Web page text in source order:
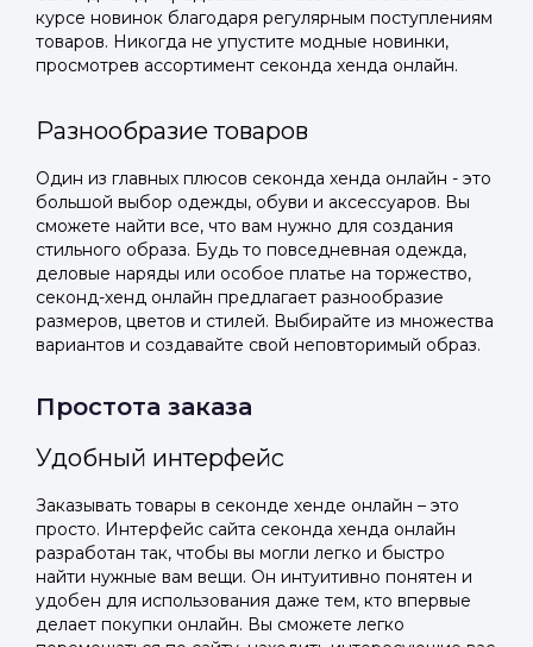
курсе новинок благодаря регулярным поступлениям
товаров. Никогда не упустите модные новинки,
просмотрев ассортимент секонда хенда онлайн.
Разнообразие товаров
Один из главных плюсов секонда хенда онлайн - это
большой выбор одежды, обуви и аксессуаров. Вы
сможете найти все, что вам нужно для создания
стильного образа. Будь то повседневная одежда,
деловые наряды или особое платье на торжество,
секонд-хенд онлайн предлагает разнообразие
размеров, цветов и стилей. Выбирайте из множества
вариантов и создавайте свой неповторимый образ.
Простота заказа
Удобный интерфейс
Заказывать товары в секонде хенде онлайн – это
просто. Интерфейс сайта секонда хенда онлайн
разработан так, чтобы вы могли легко и быстро
найти нужные вам вещи. Он интуитивно понятен и
удобен для использования даже тем, кто впервые
делает покупки онлайн. Вы сможете легко